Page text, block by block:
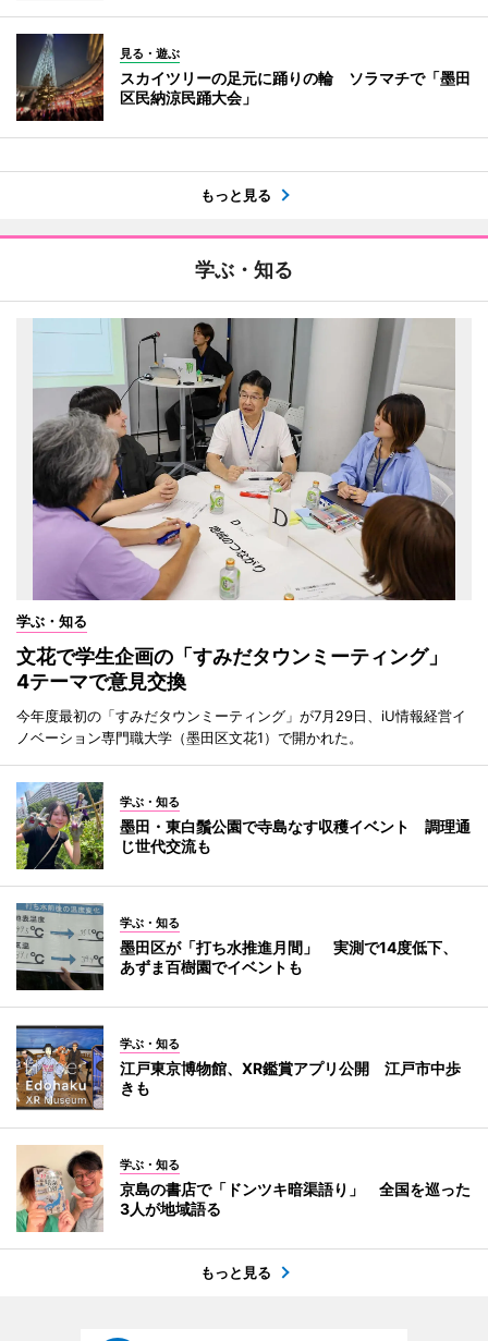
見る・遊ぶ
スカイツリーの足元に踊りの輪 ソラマチで「墨田
区民納涼民踊大会」
もっと見る
学ぶ・知る
学ぶ・知る
文花で学生企画の「すみだタウンミーティング」
4テーマで意見交換
今年度最初の「すみだタウンミーティング」が7月29日、iU情報経営イ
ノベーション専門職大学（墨田区文花1）で開かれた。
学ぶ・知る
墨田・東白鬚公園で寺島なす収穫イベント 調理通
じ世代交流も
学ぶ・知る
墨田区が「打ち水推進月間」 実測で14度低下、
あずま百樹園でイベントも
学ぶ・知る
江戸東京博物館、XR鑑賞アプリ公開 江戸市中歩
きも
学ぶ・知る
京島の書店で「ドンツキ暗渠語り」 全国を巡った
3人が地域語る
もっと見る